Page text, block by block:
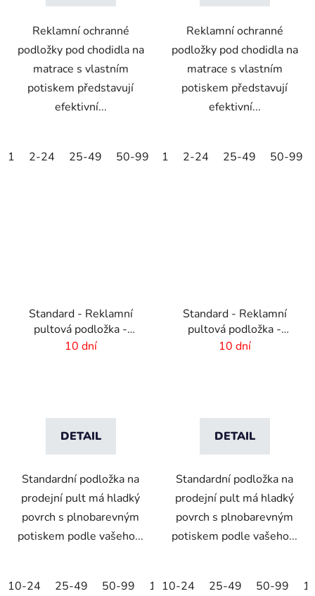
Reklamní ochranné
podložky pod chodidla na
matrace s vlastním
potiskem představují
efektivní...
1 2-24 25-49 50-99 100-249 250-499 500+
Reklamní ochranné
podložky pod chodidla na
matrace s vlastním
potiskem představují
efektivní...
1 2-24 25-49 50-99
Standard - Reklamní
pultová podložka -
vlastní design
10 dní
DETAIL
Standardní podložka na
prodejní pult má hladký
povrch s plnobarevným
potiskem podle vašeho...
10-24 25-49 50-99 100-249 250-499 500+
Standard - Reklamní
pultová podložka -
vlastní design
10 dní
DETAIL
Standardní podložka na
prodejní pult má hladký
povrch s plnobarevným
potiskem podle vašeho...
10-24 25-49 50-99